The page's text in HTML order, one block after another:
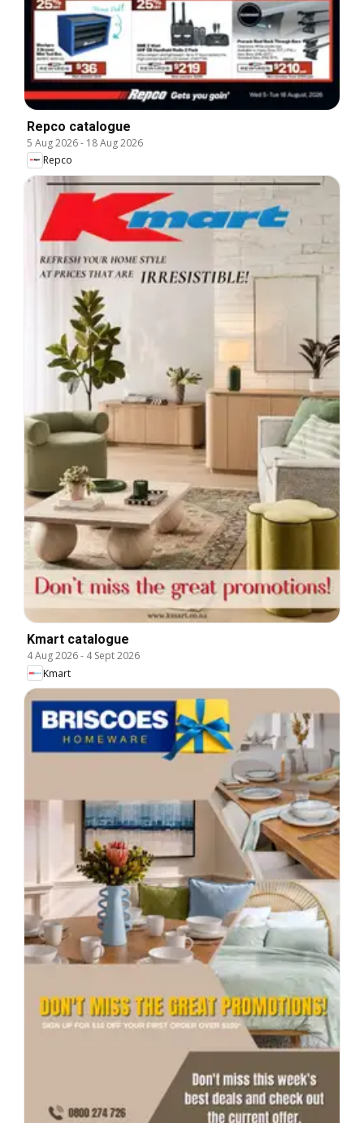
Repco catalogue
5 Aug 2026- 18 Aug 2026
Repco
Kmart catalogue
4 Aug 2026- 4 Sept 2026
Kmart